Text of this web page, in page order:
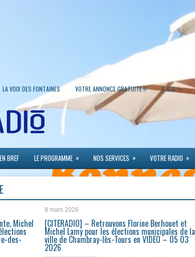
LA VOIX DES FONTAINES VOTRE ANNONCE GRATUITE !! C.G.U. »
BREF LE PROGRAMME » NOS SERVICES » VOTRE RADIO »
Michel
des-
8 mars 2026
[CITERADIO] – Retrouvons Florine Berhouet et
Michel Lamy pour les élections municipales de la
ville de Chambray-lès-Tours en VIDEO – 05 03
2026